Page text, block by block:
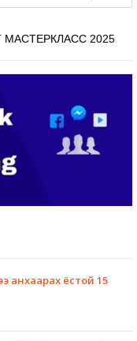
МАСТЕРКЛАСС 2025
анхаарах ёстой 15